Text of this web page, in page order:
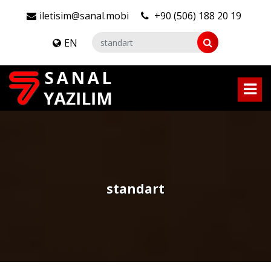
iletisim@sanal.mobi +90 (506) 188 20 19
EN
standart